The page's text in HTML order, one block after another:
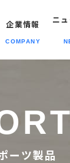
企業情報
COMPANY
ニ
ーツ製品